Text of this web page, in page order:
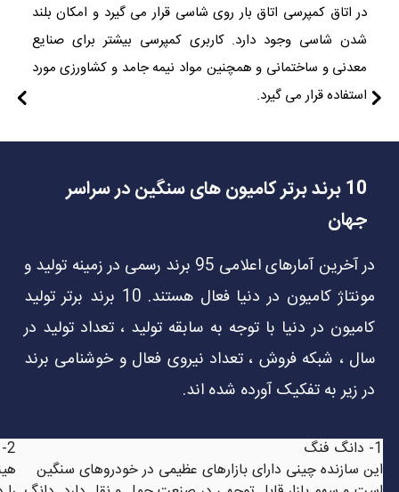
در اتاق کمپرسی اتاق بار روی شاسی قرار می گیرد و امکان بلند
شدن شاسی وجود دارد. کاربری کمپرسی بیشتر برای صنایع
معدنی و ساختمانی و همچنین مواد نیمه جامد و کشاورزی مورد
استفاده قرار می گیرد.
10 برند برتر کامیون های سنگین در سراسر
جهان
در آخرین آمارهای اعلامی 95 برند رسمی در زمینه تولید و
مونتاژ کامیون در دنیا فعال هستند. 10 برند برتر تولید
کامیون در دنیا با توجه به سابقه تولید ، تعداد تولید در
سال ، شبکه فروش ، تعداد نیروی فعال و خوشنامی برند
در زیر به تفکیک آورده شده اند.
1- دانگ فنگ
این سازنده چینی دارای بازارهای عظیمی در خودروهای سنگین
2- هینو